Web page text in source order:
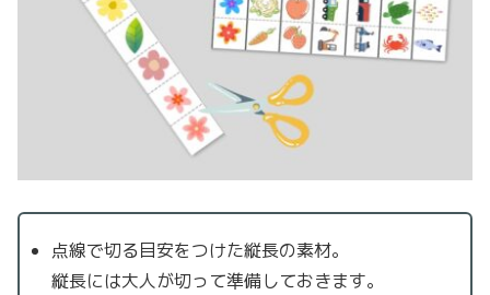
点線で切る目安をつけた縦長の素材。
縦長には大人が切って準備しておきます。